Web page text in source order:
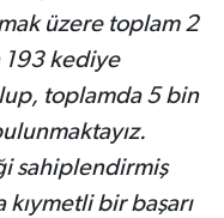
üzere toplam 2
193 kediye
toplamda 5 bin
sahiplendirmiş
bir başarı